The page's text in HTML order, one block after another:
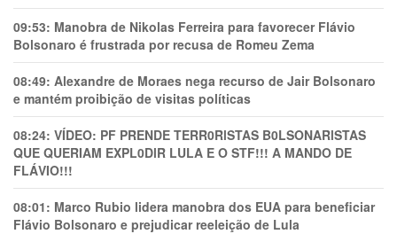
09:53: Manobra de Nikolas Ferreira para favorecer Flávio
Bolsonaro é frustrada por recusa de Romeu Zema
08:49: Alexandre de Moraes nega recurso de Jair Bolsonaro
e mantém proibição de visitas políticas
08:24: VÍDEO: PF PRENDE TERR0RlSTAS B0LSONARlSTAS
QUE QUERIAM EXPL0DlR LULA E O STF!!! A MANDO DE
FLÁVIO!!!
08:01: Marco Rubio lidera manobra dos EUA para beneficiar
Flávio Bolsonaro e prejudicar reeleição de Lula